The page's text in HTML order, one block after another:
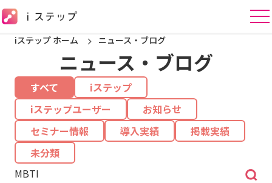
iステップ ホーム ニュース・ブログ
ニュース・ブログ
すべて
iステップ
iステップユーザー
お知らせ
セミナー情報
導入実績
掲載実績
未分類